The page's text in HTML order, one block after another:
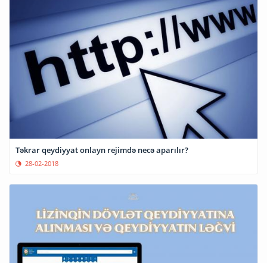
Təkrar qeydiyyat onlayn rejimdə necə aparılır?
28-02-2018